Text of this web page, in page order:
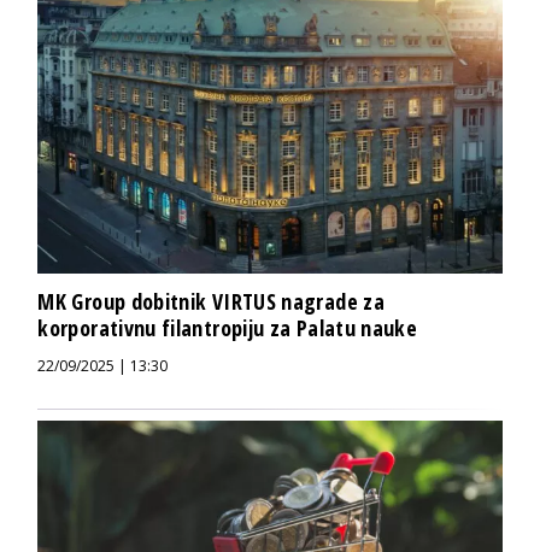
MK Group dobitnik VIRTUS nagrade za
korporativnu filantropiju za Palatu nauke
22/09/2025 | 13:30